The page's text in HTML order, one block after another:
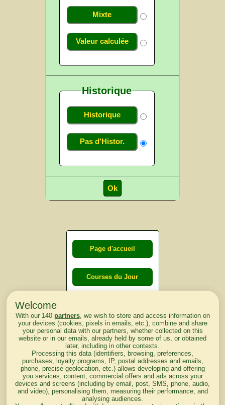
Mixte
Valeur calculée
Historique
Historique
Pas d'Histor.
Page d'accueil
Courses du Jour
lendemain
Courses
d'aujourd'hui
Haut de Page
Welcome
With our 140 partners, we wish to store and access information on
your devices (cookies, pixels in emails, etc.), combine and share
your personal data with our partners, whether collected on this
website or in our emails, already held by some of us, or obtained
later, including in other contexts.
Processing this data (identifiers, browsing, preferences,
purchases, loyalty programs, IP, postal addresses and emails,
phone, precise geolocation, etc.) allows developing and offering
you services, content, commercial offers and ads across your
devices and screens (including by email, post, SMS, phone, audio,
and video), personalising them, measuring their performance, and
analysing audiences.